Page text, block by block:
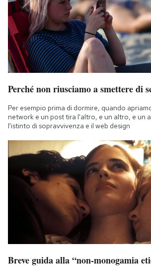
Perché non riusciamo a smettere di
Per esempio prima di dormire, quando
network e un post tira l'altro, e un altro, e un
l'istinto di sopravvivenza e il web design
Breve guida alla “non-monogamia